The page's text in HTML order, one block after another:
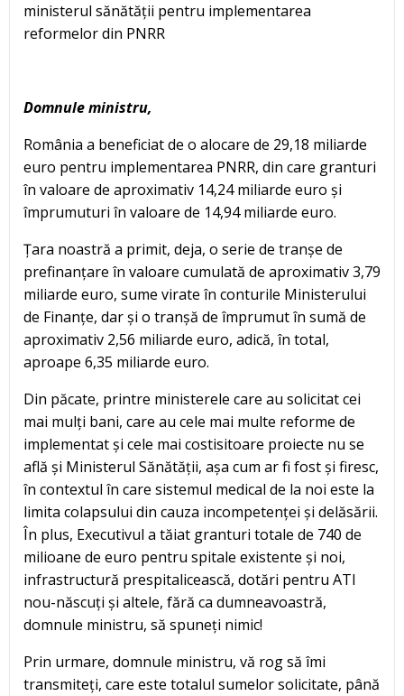
ministerul sănătății pentru implementarea
reformelor din PNRR
Domnule ministru,
România a beneficiat de o alocare de 29,18 miliarde
euro pentru implementarea PNRR, din care granturi
în valoare de aproximativ 14,24 miliarde euro și
împrumuturi în valoare de 14,94 miliarde euro.
Țara noastră a primit, deja, o serie de tranșe de
prefinanțare în valoare cumulată de aproximativ 3,79
miliarde euro, sume virate în conturile Ministerului
de Finanțe, dar și o tranșă de împrumut în sumă de
aproximativ 2,56 miliarde euro, adică, în total,
aproape 6,35 miliarde euro.
Din păcate, printre ministerele care au solicitat cei
mai mulți bani, care au cele mai multe reforme de
implementat și cele mai costisitoare proiecte nu se
află și Ministerul Sănătății, așa cum ar fi fost și firesc,
în contextul în care sistemul medical de la noi este la
limita colapsului din cauza incompetenței și delăsării.
În plus, Executivul a tăiat granturi totale de 740 de
milioane de euro pentru spitale existente și noi,
infrastructură prespitalicească, dotări pentru ATI
nou-născuți și altele, fără ca dumneavoastră,
domnule ministru, să spuneți nimic!
Prin urmare, domnule ministru, vă rog să îmi
transmiteți, care este totalul sumelor solicitate, până